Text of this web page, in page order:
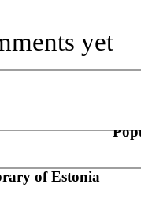
yet
of Estonia